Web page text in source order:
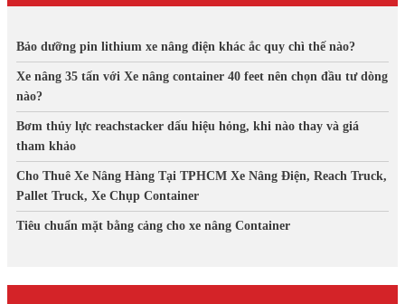
Bảo dưỡng pin lithium xe nâng điện khác ắc quy chì thế nào?
Xe nâng 35 tấn với Xe nâng container 40 feet nên chọn đầu tư dòng
nào?
Bơm thủy lực reachstacker dấu hiệu hỏng, khi nào thay và giá
tham khảo
Cho Thuê Xe Nâng Hàng Tại TPHCM Xe Nâng Điện, Reach Truck,
Pallet Truck, Xe Chụp Container
Tiêu chuẩn mặt bằng cảng cho xe nâng Container